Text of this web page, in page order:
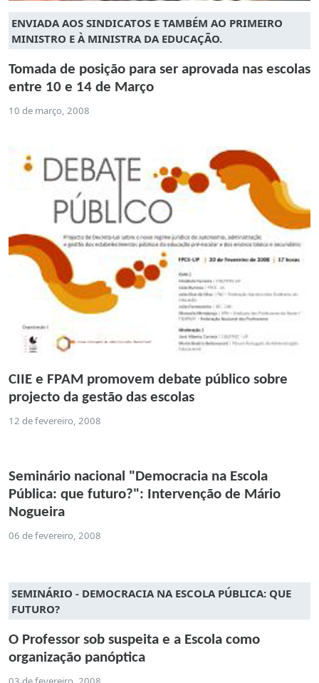
ENVIADA AOS SINDICATOS E TAMBÉM AO PRIMEIRO
MINISTRO E À MINISTRA DA EDUCAÇÃO.
Tomada de posição para ser aprovada nas escolas
entre 10 e 14 de Março
10 de março, 2008
CIIE e FPAM promovem debate público sobre
projecto da gestão das escolas
12 de fevereiro, 2008
Seminário nacional "Democracia na Escola
Pública: que futuro?": Intervenção de Mário
Nogueira
06 de fevereiro, 2008
SEMINÁRIO - DEMOCRACIA NA ESCOLA PÚBLICA: QUE
FUTURO?
O Professor sob suspeita e a Escola como
organização panóptica